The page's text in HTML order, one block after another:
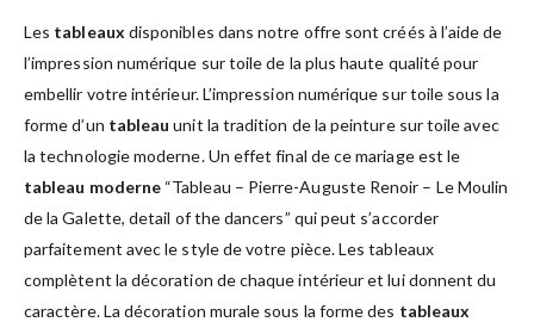
Les tableaux disponibles dans notre offre sont créés à l’aide de
l’impression numérique sur toile de la plus haute qualité pour
embellir votre intérieur. L’impression numérique sur toile sous la
forme d’un tableau unit la tradition de la peinture sur toile avec
la technologie moderne. Un effet final de ce mariage est le
tableau moderne “Tableau – Pierre-Auguste Renoir – Le Moulin
de la Galette, detail of the dancers” qui peut s’accorder
parfaitement avec le style de votre pièce. Les tableaux
complètent la décoration de chaque intérieur et lui donnent du
caractère. La décoration murale sous la forme des tableaux